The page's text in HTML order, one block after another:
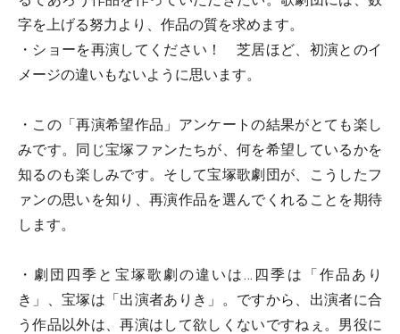
字を上げる努力より、作品の質を求めます。
・ショーを再演してください！ 芝居ほど、初演とのイ
メージの違いもないように思います。
・この「再演希望作品」アンケートの結果がとても楽し
みです。同じ宝塚ファンたちが、何を希望しているかを
知るのも楽しみです。そして宝塚歌劇団が、こうしたフ
ァンの思いを知り、再演作品を選んでくれることを期待
します。
・劇団四季と宝塚歌劇の違いは…四季は「作品あり
き」、宝塚は「出演者ありき」。ですから、出演者に合
う作品以外は、再演はして欲しくないですねぇ。男役に